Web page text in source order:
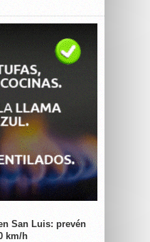
San Luis: prevén
km/h